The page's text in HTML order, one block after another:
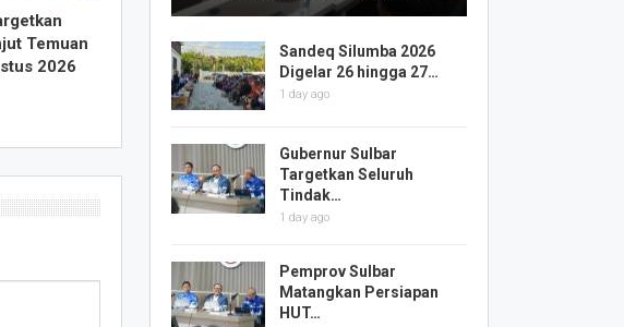
Temuan
2026
Sandeq Silumba 2026
Digelar 26 hingga 27…
1 day ago
Gubernur Sulbar
Targetkan Seluruh
Tindak…
1 day ago
Pemprov Sulbar
Matangkan Persiapan
HUT…